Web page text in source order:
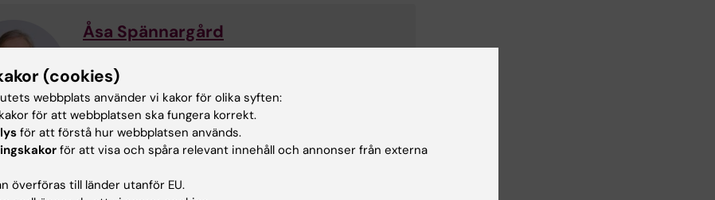
Åsa Spännargård
E-post:
Lina Collsiöö
(cookies)
webbplats använder vi kakor för olika syften:
kakor för att webbplatsen ska fungera korrekt.
för att förstå hur webbplatsen används.
för att visa och spåra relevant innehåll och annonser från externa
överföras till länder utanför EU.